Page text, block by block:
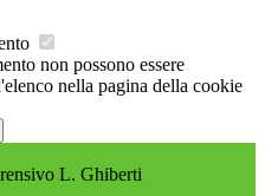
non possono essere
nella pagina della cookie
L. Ghiberti